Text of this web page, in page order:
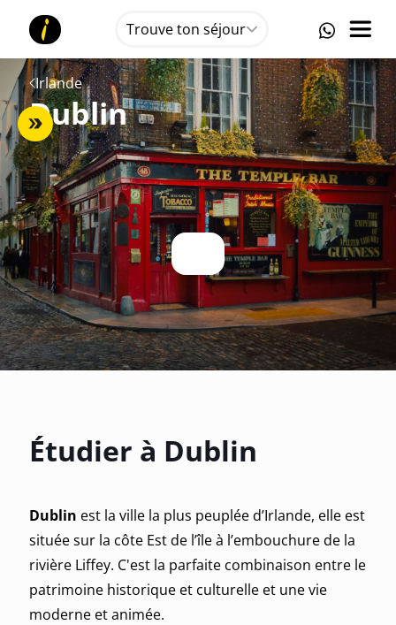
Trouve ton séjour
Irlande
Dublin
Étudier à Dublin
Dublin est la ville la plus peuplée d’Irlande, elle est
située sur la côte Est de l’île à l’embouchure de la
rivière Liffey. C'est la parfaite combinaison entre le
patrimoine historique et culturelle et une vie
moderne et animée.